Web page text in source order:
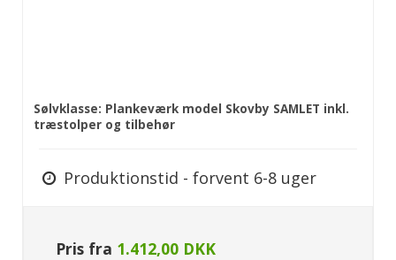
Sølvklasse: Plankeværk model Skovby SAMLET inkl.
træstolper og tilbehør
Produktionstid - forvent 6-8 uger
Pris fra 1.412,00 DKK